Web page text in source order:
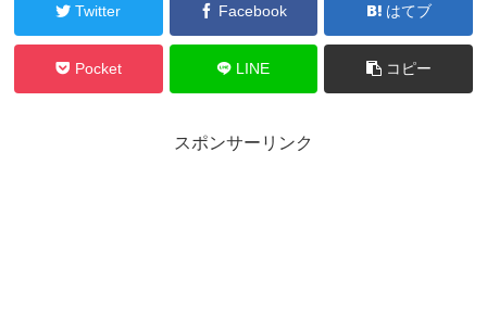
Twitter Facebook はてブ
Pocket LINE コピー
スポンサーリンク